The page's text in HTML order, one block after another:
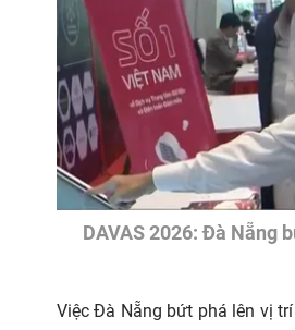
DAVAS 2026: Đà Nẵng
Việc Đà Nẵng bứt phá lên vị